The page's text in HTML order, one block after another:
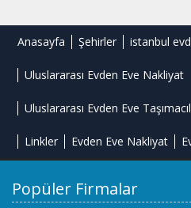
Anasayfa Şehirler istanbul
Uluslararası Evden Eve Nakliyat
Uluslararası Evden Eve
Linkler Evden Eve Nakliyat
Popüler Firmalar